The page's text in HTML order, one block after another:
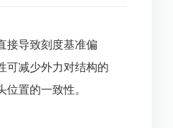
接导致刻度基准偏
可减少外力对结构的
置的一致性。